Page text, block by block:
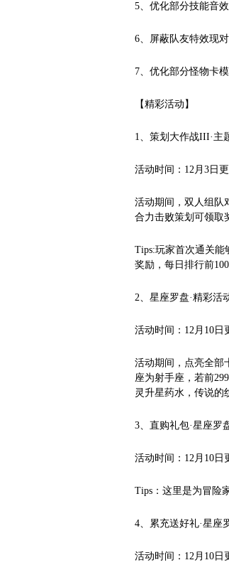
5、优化部分技能音
6、屏蔽队友特效现
7、优化部分怪物卡
【精彩活动】
1、策划大作战III·主
活动时间：12月3日
活动期间，双人组队
合力击败策划可领取
Tips:玩家首次通关
奖励，每日排行前
2、星座罗盘·精彩活
活动时间：12月10日
活动期间，点亮全部
座为射手座，若前
灵升星药水，传说的
3、直购礼包·星座罗
活动时间：12月10日
Tips：这里是为冒险
4、累充送好礼·星座
活动时间：12月10日